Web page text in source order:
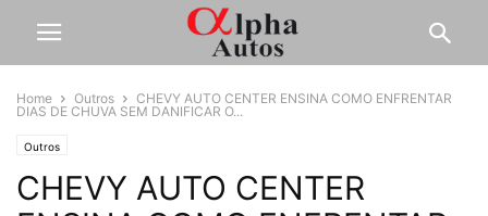
Home Outros
CHEVY AUTO CENTER ENSINA COMO ENFRENTAR
DIAS DE CHUVA SEM DANIFICAR O...
Outros
CHEVY AUTO CENTER